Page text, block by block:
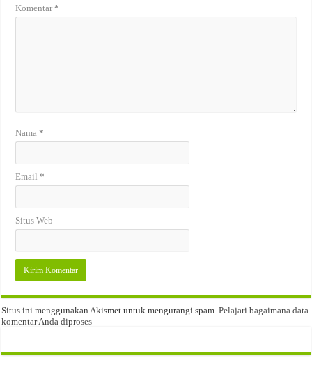
Komentar*
Nama*
Email*
Situs Web
Situs ini menggunakan Akismet untuk mengurangi spam.Pelajari bagaimana data
komentar Anda diproses